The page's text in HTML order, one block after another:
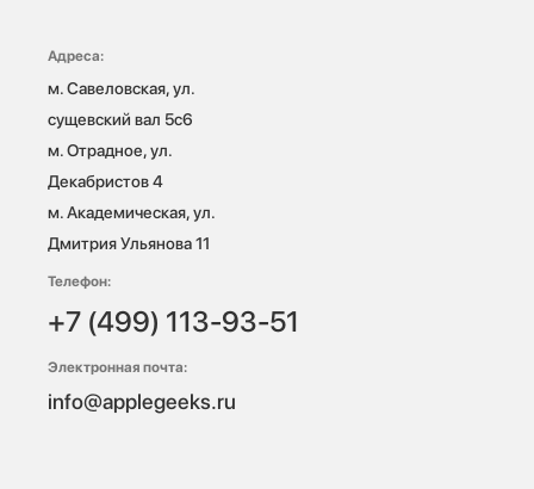
Адреса:
м. Савеловская, ул.
сущевский вал 5с6
м. Отрадное, ул.
Декабристов 4
м. Академическая, ул.
Дмитрия Ульянова 11
Телефон:
+7 (499) 113-93-51
Электронная почта:
info@applegeeks.ru